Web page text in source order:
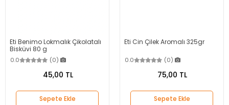
Eti Benimo Lokmalık Çikolatalı
Bisküvi 80 g
0.0 (0)
45,00 TL
Sepete Ekle
Eti Cin Çilek Aromalı 325gr
0.0 (0)
75,00 TL
Sepete Ekle